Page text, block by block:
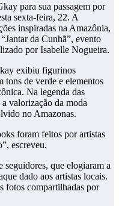
para sua passagem por
sexta-feira, 22. A
inspiradas na Amazônia,
da Cunhã”, evento
por Isabelle Nogueira.
exibiu figurinos
tons de verde e elementos
Na legenda das
valorização da moda
no Amazonas.
foram feitos por artistas
escreveu.
seguidores, que elogiaram a
dado aos artistas locais.
fotos compartilhadas por